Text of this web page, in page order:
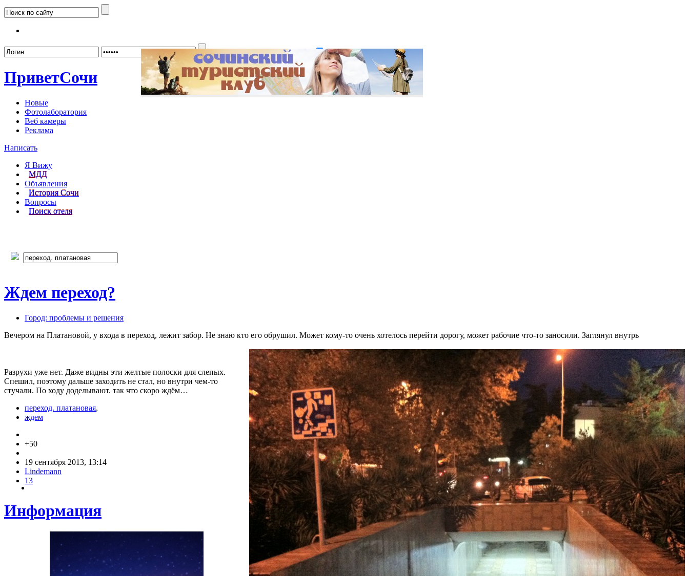
Забыли пароль? Регистрация
ПриветСочи
Новые
Фотолаборатория
Веб камеры
Реклама
Написать
Я Вижу
МДД
Объявления
История Сочи
Вопросы
Поиск отеля
Ждем переход?
Город: проблемы и решения
Вечером на Платановой, у входа в переход, лежит забор. Не знаю кто его обрушил. Может кому-то очень хотелось перейти дорогу, может рабочие что-то заносили. Заглянул внутрь
Разрухи уже нет. Даже видны эти желтые полоски для слепых.
Спешил, поэтому дальше заходить не стал, но внутри чем-то
стучали. По ходу доделывают. так что скоро ждём…
переход. платановая,
ждем
+50
19 сентября 2013, 13:14
Lindemann
13
Информация